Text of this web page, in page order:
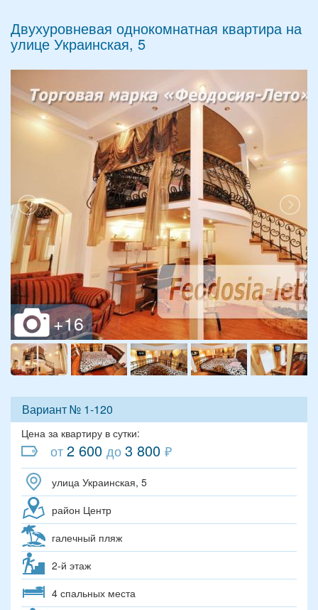
Двухуровневая однокомнатная квартира на
улице Украинская, 5
Вариант № 1-120
Цена за квартиру в сутки:
от2 600 до3 800 ₽
улица Украинская, 5
район Центр
галечный пляж
2-й этаж
4 спальных места